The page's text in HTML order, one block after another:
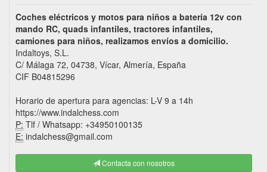
Coches eléctricos y motos para niños a batería 12v con
mando RC, quads infantiles, tractores infantiles,
camiones para niños, realizamos envíos a domicilio.
Indaltoys, S.L.
C/ Málaga 72, 04738, Vícar, Almería, España
CIF B04815296
Horario de apertura para agencias: L-V 9 a 14h
https://www.indalchess.com
P: Tlf / Whatsapp: +34950100135
E: indalchess@gmail.com
Contacta con nosotros